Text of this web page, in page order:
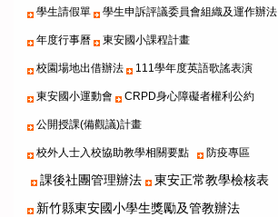
學生請假單 學生申訴評議委員會組織及運作辦法
年度行事曆 東安國小課程計畫
校園場地出借辦法 111學年度英語歌謠表演
東安國小運動會 CRPD身心障礙者權利公約
公開授課(備觀議)計畫
校外人士入校協助教學相關要點 防疫專區
課後社團管理辦法
東安正常教學檢核表
新竹縣東安國小學生獎勵及管教辦法